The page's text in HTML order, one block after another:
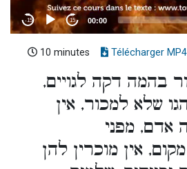
10 minutes Télécharger MP4
בהמה דקה לגויים,
שלא למכור, אין
אדם, מפני
אין מוכרין להן